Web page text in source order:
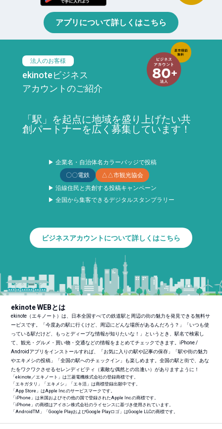
アプリについて詳しくはこちら
法人のお客様
ekinoteビジネス
アカウントのご紹介
「駅」を起点に地域を盛り上げたい共
創パートナーを広く募集しています！
▶ 企業名・自治体名カラーバッジで投稿
〇〇電鉄
△△市観光協会
▶ 沿線住民と共創する投稿キャンペーン
▶ 全国から集客できるデジタルスタンプラリー
ビジネスアカウントについて詳しくはこちら
ekinote WEBとは
ekinote（エキノート）は、日本全国すべての鉄道駅と周辺の街の魅力を発見できる無料サ
ービスです。「今度あの駅に行くけど、周辺にどんな場所があるんだろう？」「いつも使
っている駅だけど、もっとディープな情報が知りたいな！」というとき、駅名で検索し
て、観光・グルメ・買い物・交通などの情報をまとめてチェックできます。iPhone /
Androidアプリをインストールすれば、「お気に入りの駅や記事の保存」「駅や街の魅力
やエキメシの投稿」「全国の駅へのチェックイン」も楽しめます。全国の駅と街で、あな
たをワクワクさせるセレンディピティ（素敵な偶然との出逢い）がありますように！
「ekinote／エキノート」は三菱電機株式会社の登録商標です。
「エキガタリ」「エキメシ」「エキ活」は商標登録出願中です。
「App Store」はApple Inc.のサービスマークです。
「iPhone」は米国およびその他の国で登録されたApple Inc.の商標です。
「iPhone」の商標はアイホン株式会社のライセンスに基づき使用されています。
「AndroidTM 」「Google PlayおよびGoogle Playロゴ」はGoogle LLCの商標です。